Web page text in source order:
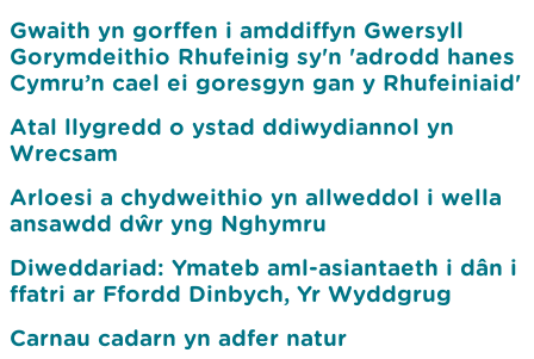
Gwaith yn gorffen i amddiffyn Gwersyll
Gorymdeithio Rhufeinig sy'n 'adrodd hanes
Cymru’n cael ei goresgyn gan y Rhufeiniaid'
Atal llygredd o ystad ddiwydiannol yn
Wrecsam
Arloesi a chydweithio yn allweddol i wella
ansawdd dŵr yng Nghymru
Diweddariad: Ymateb aml-asiantaeth i dân i
ffatri ar Ffordd Dinbych, Yr Wyddgrug
Carnau cadarn yn adfer natur